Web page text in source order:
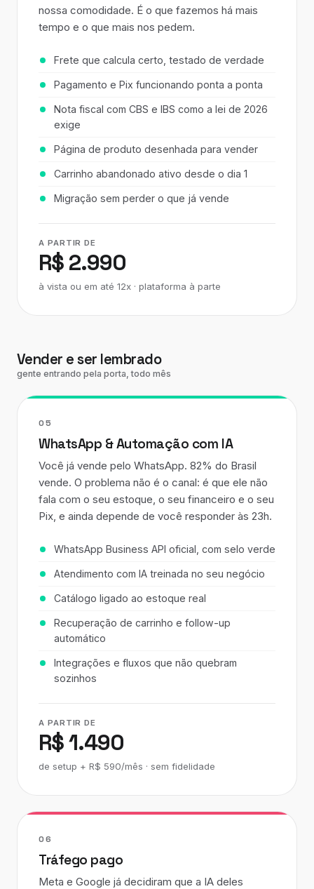
nossa comodidade. É o que fazemos há mais
tempo e o que mais nos pedem.
Frete que calcula certo, testado de verdade
Pagamento e Pix funcionando ponta a ponta
Nota fiscal com CBS e IBS como a lei de 2026
exige
Página de produto desenhada para vender
Carrinho abandonado ativo desde o dia 1
Migração sem perder o que já vende
A PARTIR DE
R$ 2.990
à vista ou em até 12x · plataforma à parte
Vender e ser lembrado
gente entrando pela porta, todo mês
05
WhatsApp & Automação com IA
Você já vende pelo WhatsApp. 82% do Brasil
vende. O problema não é o canal: é que ele não
fala com o seu estoque, o seu financeiro e o seu
Pix, e ainda depende de você responder às 23h.
WhatsApp Business API oficial, com selo verde
Atendimento com IA treinada no seu negócio
Catálogo ligado ao estoque real
Recuperação de carrinho e follow-up
automático
Integrações e fluxos que não quebram
sozinhos
A PARTIR DE
R$ 1.490
de setup + R$ 590/mês · sem fidelidade
06
Tráfego pago
Meta e Google já decidiram que a IA deles